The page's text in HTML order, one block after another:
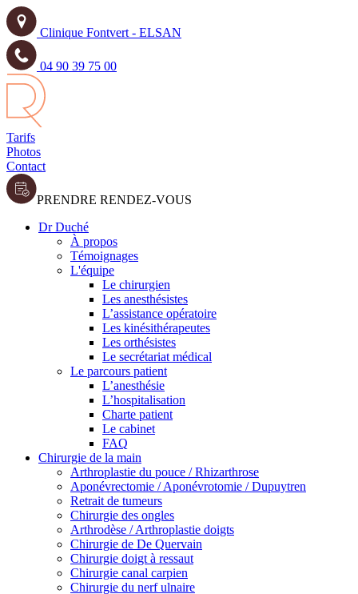
Clinique Fontvert - ELSAN
04 90 39 75 00
Tarifs
Photos
Contact
PRENDRE RENDEZ-VOUS
Dr Duché
À propos
Témoignages
L'équipe
Le chirurgien
Les anesthésistes
L’assistance opératoire
Les kinésithérapeutes
Les orthésistes
Le secrétariat médical
Le parcours patient
L’anesthésie
L’hospitalisation
Charte patient
Le cabinet
FAQ
Chirurgie de la main
Arthroplastie du pouce / Rhizarthrose
Aponévrectomie / Aponévrotomie / Dupuytren
Retrait de tumeurs
Chirurgie des ongles
Arthrodèse / Arthroplastie doigts
Chirurgie de De Quervain
Chirurgie doigt à ressaut
Chirurgie canal carpien
Chirurgie du nerf ulnaire